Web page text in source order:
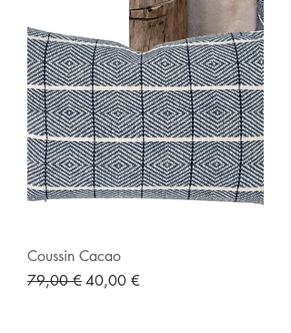
Coussin Cacao
Prix original
79,00 €Prix promotionnel
40,00 €